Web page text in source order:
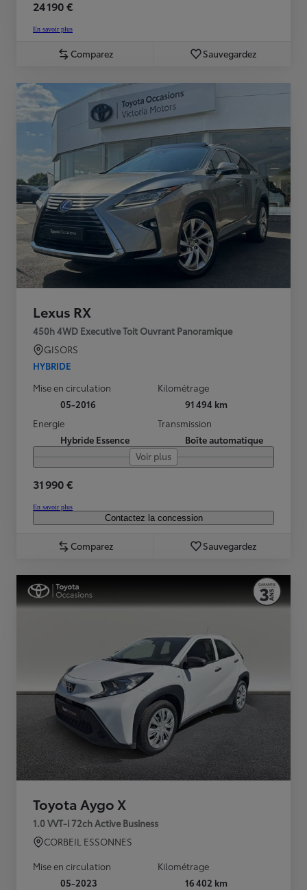
24 190 €
En savoir plus
Comparez Sauvegardez
Lexus RX
450h 4WD Executive Toit Ouvrant Panoramique
GISORS
HYBRIDE
Mise en circulation
05-2016
Kilométrage
91 494 km
Energie
Hybride Essence
Transmission
Boîte automatique
Voir plus
31 990 €
En savoir plus
Contactez la concession
Comparez Sauvegardez
Toyota Aygo X
1.0 VVT-i 72ch Active Business
CORBEIL ESSONNES
Mise en circulation
05-2023
Kilométrage
16 402 km